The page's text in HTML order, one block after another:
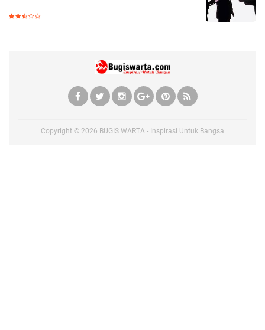
Copyright © 2026 BUGIS WARTA - Inspirasi Untuk Bangsa